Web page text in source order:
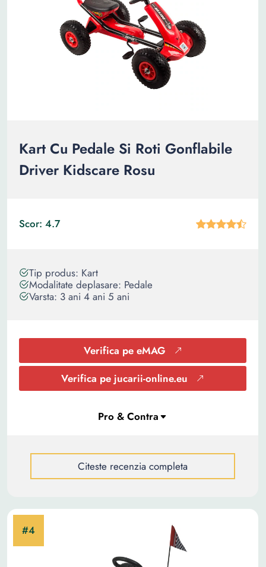
Kart Cu Pedale Si Roti Gonflabile
Driver Kidscare Rosu
Scor: 4.7
Tip produs: Kart
Modalitate deplasare: Pedale
Varsta: 3 ani 4 ani 5 ani
Verifica pe eMAG
Verifica pe jucarii-online.eu
Citeste recenzia completa